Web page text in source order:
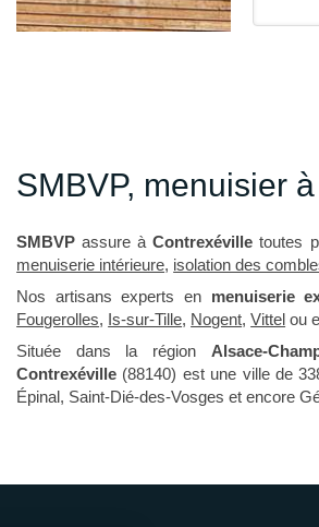
SMBVP, menuisier
SMBVP assure àContrexéville toutes
menuiserie intérieure, isolation des
Nos artisans experts en menuiserie
Fougerolles, Is-sur-Tille, Nogent,Vittel ou
Située dans la région Alsace-
Contrexéville (88140) est une ville de
Épinal, Saint-Dié-des-Vosges et encore